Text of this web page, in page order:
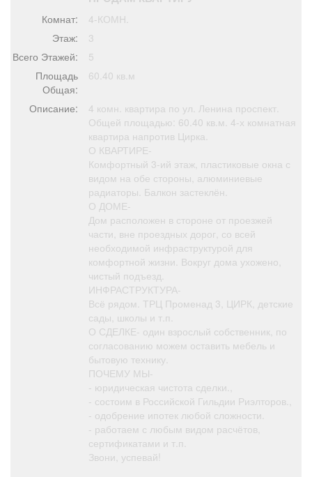
Обучение
Я - пенсионер
Комнат:
4-КОМН.
Этаж:
3
Всего Этажей:
5
Площадь
Общая:
60.40 кв.м
Описание:
4 комн. квартира по ул. Ленина проспект.
Общей площадью: 60.40 кв.м. 4-х комнатная
квартира напротив Цирка.
О КВАРТИРЕ-
Комфортный 3-ий этаж, пластиковые окна с
видом на обе стороны, алюминиевые
радиаторы. Балкон застеклён.
О ДОМЕ-
Дом расположен в стороне от проезжей
части, вне проездных дорог, со всей
необходимой инфраструктурой для
комфортной жизни. Вокруг дома ухожено,
чистый подъезд.
ИНФРАСТРУКТУРА-
Всё рядом. ТРЦ Променад 3, ЦИРК, детские
сады, школы и т.п.
О СДЕЛКЕ- один взрослый собственник, по
согласованию можем оставить мебель и
бытовую технику.
ПОЧЕМУ МЫ-
- юридическая чистота сделки.,
- состоим в Российской Гильдии Риэлторов.,
- одобрение ипотек любой сложности.
- работаем с любым видом расчётов,
сертификатами и т.п.
Звони, успевай!